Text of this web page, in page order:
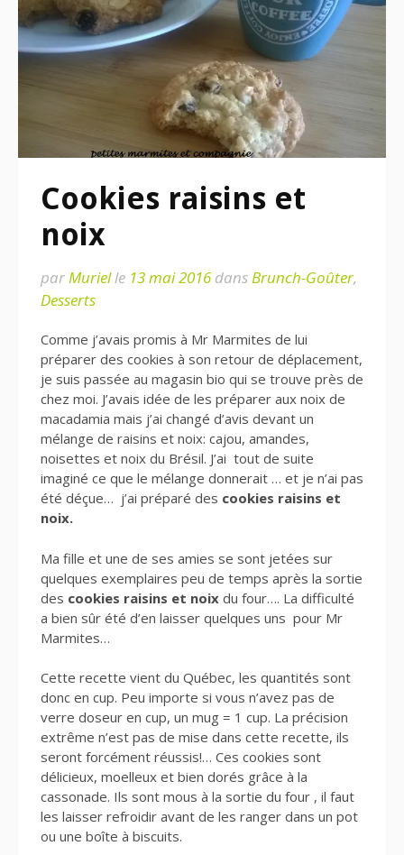
Cookies raisins et
noix
parMurielle 13 mai 2016dansBrunch-Goûter,
Desserts
Comme j’avais promis à Mr Marmites de lui
préparer des cookies à son retour de déplacement,
je suis passée au magasin bio qui se trouve près de
chez moi. J’avais idée de les préparer aux noix de
macadamia mais j’ai changé d’avis devant un
mélange de raisins et noix: cajou, amandes,
noisettes et noix du Brésil. J’ai tout de suite
imaginé ce que le mélange donnerait … et je n’ai pas
été déçue… j’ai préparé des cookies raisins et
noix.
Ma fille et une de ses amies se sont jetées sur
quelques exemplaires peu de temps après la sortie
des cookies raisins et noix du four…. La difficulté
a bien sûr été d’en laisser quelques uns pour Mr
Marmites…
Cette recette vient du Québec, les quantités sont
donc en cup. Peu importe si vous n’avez pas de
verre doseur en cup, un mug = 1 cup. La précision
extrême n’est pas de mise dans cette recette, ils
seront forcément réussis!… Ces cookies sont
délicieux, moelleux et bien dorés grâce à la
cassonade. Ils sont mous à la sortie du four , il faut
les laisser refroidir avant de les ranger dans un pot
ou une boîte à biscuits.